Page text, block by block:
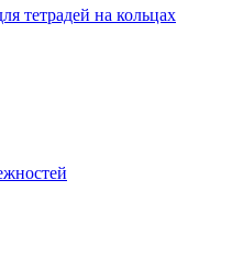
тетрадей на кольцах